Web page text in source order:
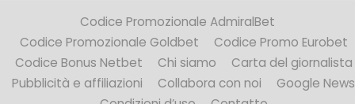
Codice Promozionale AdmiralBet
Codice Promozionale Goldbet
Codice Promo Eurobet
Codice Bonus Netbet
Chi siamo
Carta del giornalista
Pubblicità e affiliazioni
Collabora con noi
Google News